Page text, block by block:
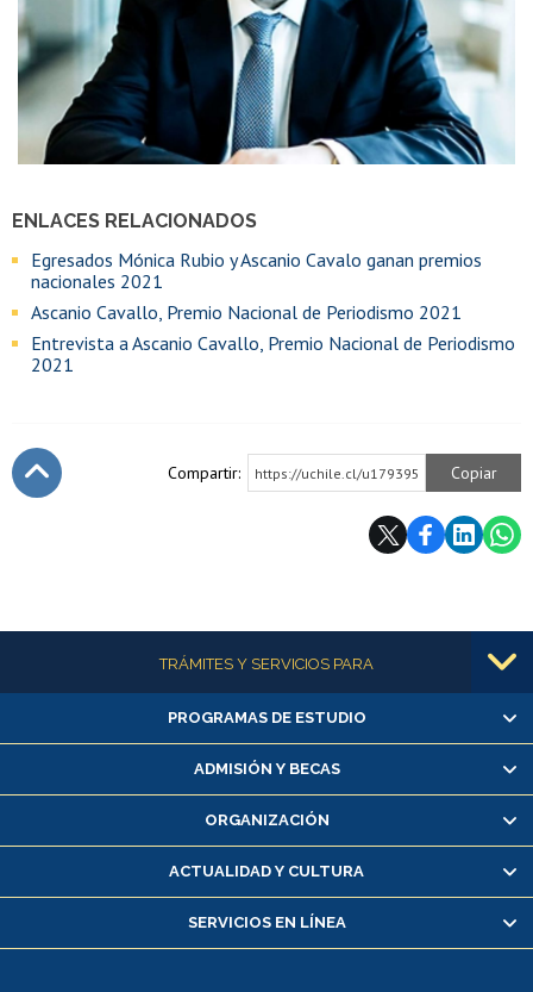
ENLACES RELACIONADOS
Egresados Mónica Rubio y Ascanio Cavalo ganan premios
nacionales 2021
Ascanio Cavallo, Premio Nacional de Periodismo 2021
Entrevista a Ascanio Cavallo, Premio Nacional de Periodismo
2021
Compartir: https://uchile.cl/u179395 Copiar
Más informaciónTRÁMITES Y SERVICIOS PARA
Alumnas/os y exalumnas/os
Matrícula en línea
Inscripción y cambio de asignaturas
Consulta y certificado de notas
Servicio médico y dental
Pago de arancel y crédito alumnos
PROGRAMAS DE ESTUDIO
ADMISIÓN Y BECAS
ORGANIZACIÓN
ACTUALIDAD Y CULTURA
SERVICIOS EN LÍNEA